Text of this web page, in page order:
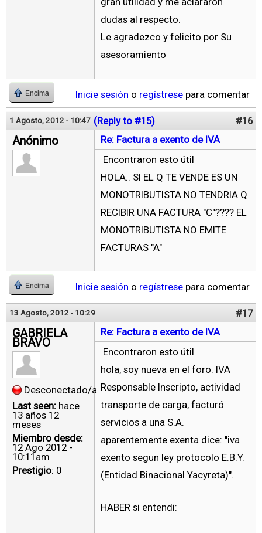
dudas al respecto.
Le agradezco y felicito por Su
asesoramiento
Encima Inicie sesión o regístrese para comentar
1 Agosto, 2012 - 10:47 (Reply to #15) #16
Anónimo
Re: Factura a exento de IVA
Encontraron esto útil
HOLA.. SI EL Q TE VENDE ES UN
MONOTRIBUTISTA NO TENDRIA Q
RECIBIR UNA FACTURA "C"???? EL
MONOTRIBUTISTA NO EMITE
FACTURAS "A"
Encima Inicie sesión o regístrese para comentar
13 Agosto, 2012 - 10:29 #17
GABRIELA
BRAVO
Desconectado/a
Last seen: hace
13 años 12
meses
Miembro desde:
12 Ago 2012 -
10:11am
Prestigio: 0
Re: Factura a exento de IVA
Encontraron esto útil
hola, soy nueva en el foro. IVA
Responsable Inscripto, actividad
transporte de carga, facturó
servicios a una S.A.
aparentemente exenta dice: "iva
exento segun ley protocolo E.B.Y.
(Entidad Binacional Yacyreta)".
HABER si entendi: